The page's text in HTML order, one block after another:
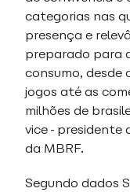
categorias nas
presença e
preparado para
consumo, desde
jogos até as
milhões de
vice-presidente
da MBRF.
Segundo dados